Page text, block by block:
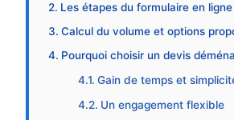
Les étapes du formulaire en ligne
Calcul du volume et options
Pourquoi choisir un devis
Gain de temps et
Un engagement flexible